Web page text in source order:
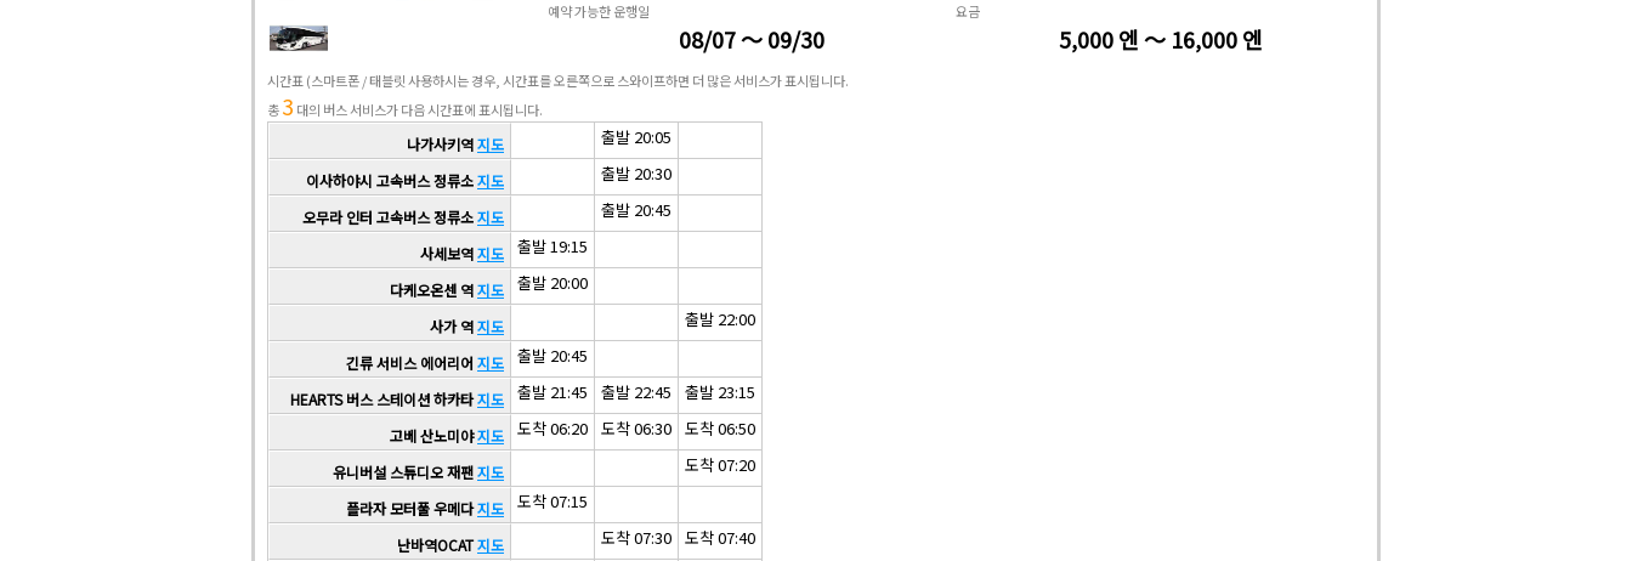
예약 가능한 운행일
08/07 ～ 09/30
요금
5,000 엔 ～ 16,000 엔
시간표(스마트폰 / 태블릿 사용하시는 경우, 시간표를 오른쪽으로 스와이프하면 더 많은 서비스가 표시됩니다.
총3 대의 버스 서비스가 다음 시간표에 표시됩니다.
나가사키역지도 출발 20:05
이사하야시 고속버스 정류소지도 출발 20:30
오무라 인터 고속버스 정류소지도 출발 20:45
사세보역지도 출발 19:15
다케오온센 역지도 출발 20:00
사가 역지도 출발 22:00
긴류 서비스 에어리어 지도 출발 20:45
HEARTS 버스 스테이션 하카타지도 출발 21:45 출발 22:45 출발 23:15
고베 산노미야지도 도착 06:20 도착 06:30 도착 06:50
유니버설 스튜디오 재팬지도 도착 07:20
플라자 모터풀 우메다지도 도착 07:15
난바역OCAT지도 도착 07:30 도착 07:40